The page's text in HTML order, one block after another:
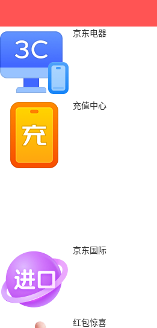
京东电器
充值中心
京东国际
红包惊喜